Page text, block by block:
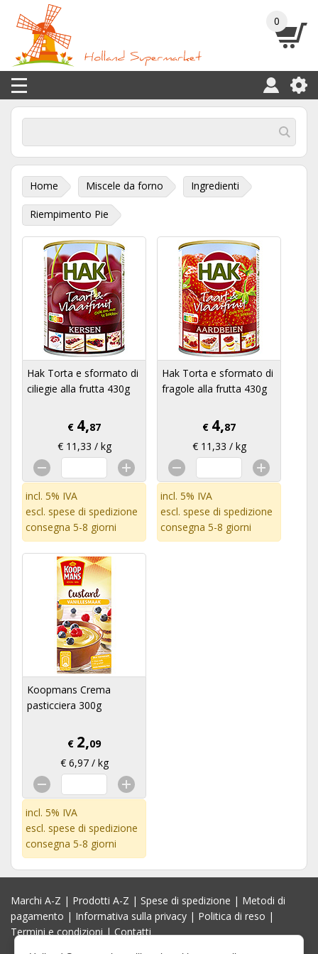
0
Home Miscele da forno Ingredienti
Riempimento Pie
Hak Torta e sformato di
ciliegie alla frutta 430g
€ 4,87
€ 11,33 / kg
incl. 5% IVA
escl. spese di spedizione
consegna 5-8 giorni
Hak Torta e sformato di
fragole alla frutta 430g
€ 4,87
€ 11,33 / kg
incl. 5% IVA
escl. spese di spedizione
consegna 5-8 giorni
Koopmans Crema
pasticciera 300g
€ 2,09
€ 6,97 / kg
incl. 5% IVA
escl. spese di spedizione
consegna 5-8 giorni
Marchi A-Z | Prodotti A-Z | Spese di spedizione | Metodi di
pagamento | Informativa sulla privacy | Politica di reso |
Termini e condizioni|Contatti